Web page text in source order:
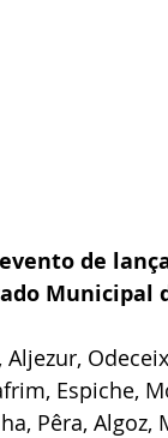
evento de
Municipal
Espiche,
Pêra, Algoz,